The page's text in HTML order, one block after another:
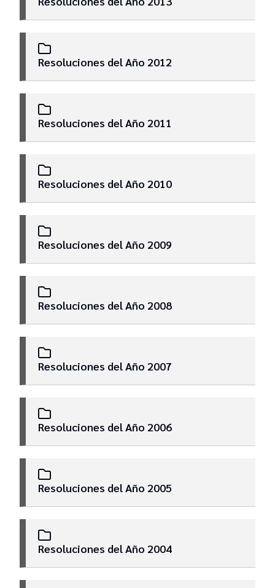
Resoluciones del Año 2012
Resoluciones del Año 2011
Resoluciones del Año 2010
Resoluciones del Año 2009
Resoluciones del Año 2008
Resoluciones del Año 2007
Resoluciones del Año 2006
Resoluciones del Año 2005
Resoluciones del Año 2004